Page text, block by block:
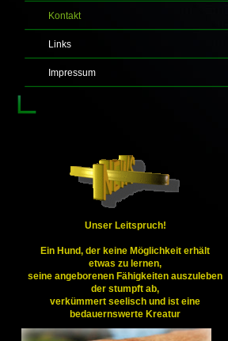
Kontakt
Links
Impressum
Unser Leitspruch!
Ein Hund, der keine Möglichkeit erhält
etwas zu lernen,
seine angeborenen Fähigkeiten auszuleben
der stumpft ab,
verkümmert seelisch und ist eine
bedauernswerte Kreatur